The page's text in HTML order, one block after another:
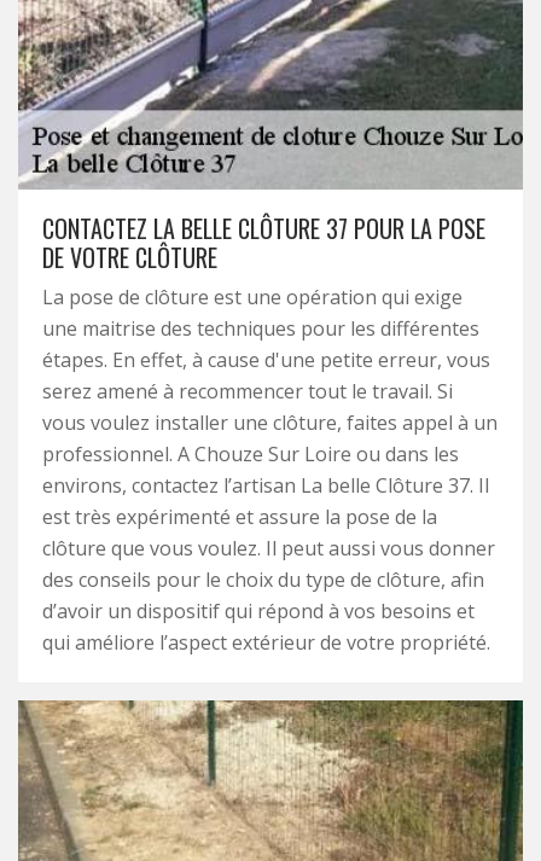
CONTACTEZ LA BELLE CLÔTURE 37 POUR LA POSE
DE VOTRE CLÔTURE
La pose de clôture est une opération qui exige
une maitrise des techniques pour les différentes
étapes. En effet, à cause d'une petite erreur, vous
serez amené à recommencer tout le travail. Si
vous voulez installer une clôture, faites appel à un
professionnel. A Chouze Sur Loire ou dans les
environs, contactez l’artisan La belle Clôture 37. Il
est très expérimenté et assure la pose de la
clôture que vous voulez. Il peut aussi vous donner
des conseils pour le choix du type de clôture, afin
d’avoir un dispositif qui répond à vos besoins et
qui améliore l’aspect extérieur de votre propriété.